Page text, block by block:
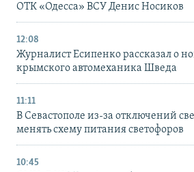
ОТК «Одесса» ВСУ Денис Носиков
12:08
Журналист Есипенко рассказал о
крымского автомеханика Шведа
11:11
В Севастополе из-за отключений
менять схему питания светофоров
10:45